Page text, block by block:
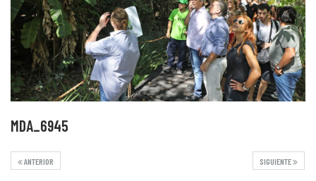
MDA_6945
SIGUIENTE
ANTERIOR